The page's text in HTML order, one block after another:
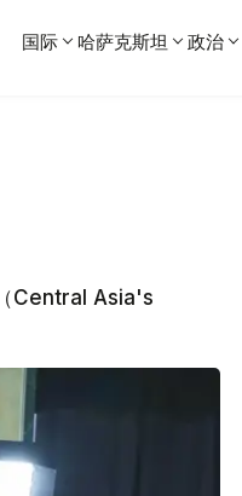
国际 哈萨克斯坦 政治
Central Asia's